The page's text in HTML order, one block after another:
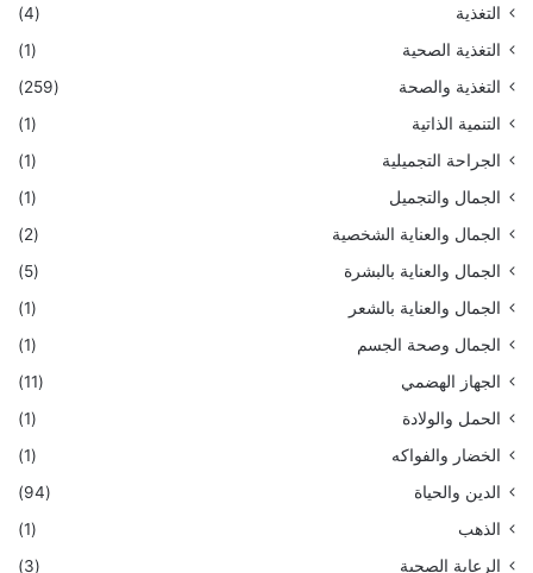
التغذية
(4)
التغذية الصحية
(1)
التغذية والصحة
(259)
التنمية الذاتية
(1)
الجراحة التجميلية
(1)
الجمال والتجميل
(1)
الجمال والعناية الشخصية
(2)
الجمال والعناية بالبشرة
(5)
الجمال والعناية بالشعر
(1)
الجمال وصحة الجسم
(1)
الجهاز الهضمي
(11)
الحمل والولادة
(1)
الخضار والفواكه
(1)
الدين والحياة
(94)
الذهب
(1)
الرعاية الصحية
(3)